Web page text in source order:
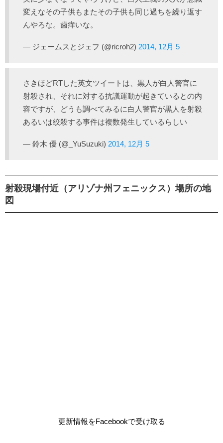
変えなその子供もまたその子供も同じ過ちを繰り返す
んやろな。歯痒いな。
— ジェームスとジェフ (@ricroh2) 2014, 12月 5
さきほどRTした英文ツイートは、黒人が白人警官に
射殺され、それに対する抗議運動が起きているとの内
容ですが、どうも調べてみるに白人警官が黒人を射殺
あるいは絞殺する事件は複数発生しているらしい
— 鈴木 優 (@_YuSuzuki) 2014, 12月 5
射殺現場付近（アリゾナ州フェニックス）場所の地
図
更新情報をFacebookで受け取る